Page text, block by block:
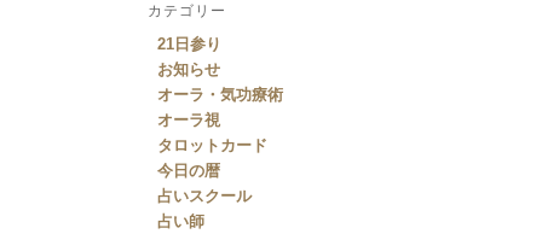
カテゴリー
21日参り
お知らせ
オーラ・気功療術
オーラ視
タロットカード
今日の暦
占いスクール
占い師